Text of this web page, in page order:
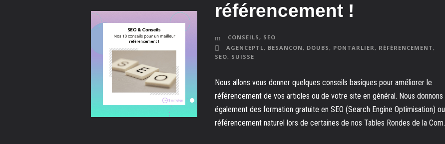
référencement !
CONSEILS, SEO
AGENCEPTL, BESANCON, DOUBS, PONTARLIER, RÉFÉRENCEMENT,
SEO, SUISSE
Nous allons vous donner quelques conseils basiques pour améliorer le
référencement de vos articles ou de votre site en général. Nous donnons
également des formation gratuite en SEO (Search Engine Optimisation) ou
référencement naturel lors de certaines de nos Tables Rondes de la Com.